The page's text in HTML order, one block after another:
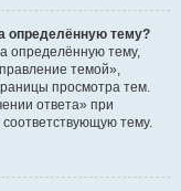
определённую тему?
определённую тему,
темой»,
просмотра тем.
ответа» при
тему.